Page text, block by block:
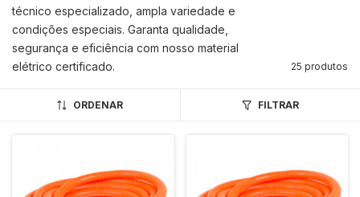
técnico especializado, ampla variedade e
condições especiais. Garanta qualidade,
segurança e eficiência com nosso material
elétrico certificado.
25 produtos
ORDENAR FILTRAR